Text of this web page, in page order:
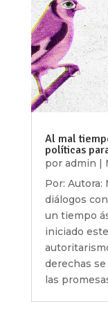
Al mal
políticas
por admin |
Por: Autora:
diálogos
un tiempo
iniciado
derechas
las